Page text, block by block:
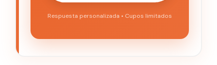
Respuesta personalizada • Cupos limitados